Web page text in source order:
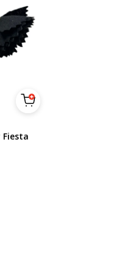
Fiesta